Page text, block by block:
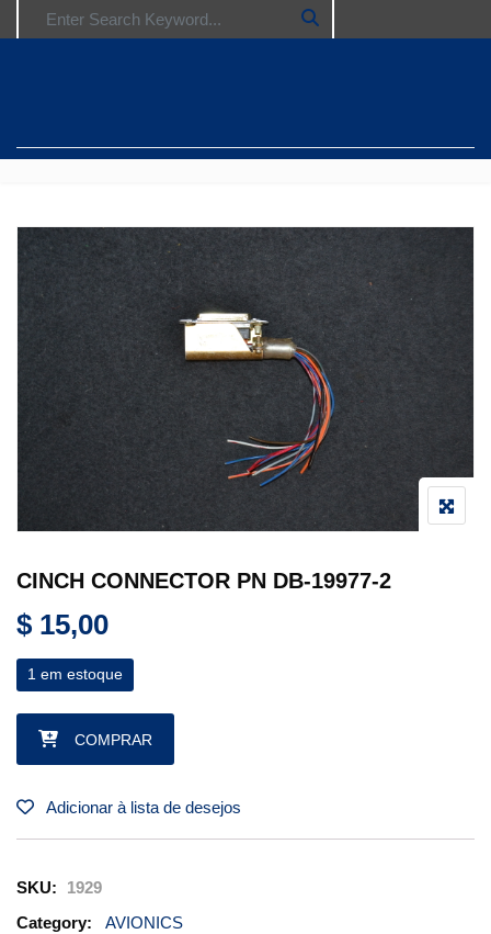
CINCH CONNECTOR PN DB-19977-2
$ 15,00
1 em estoque
CINCH CONNECTOR PN DB-19977-2 quantidade
COMPRAR
Adicionar à lista de desejos
SKU:
1929
Category:
AVIONICS